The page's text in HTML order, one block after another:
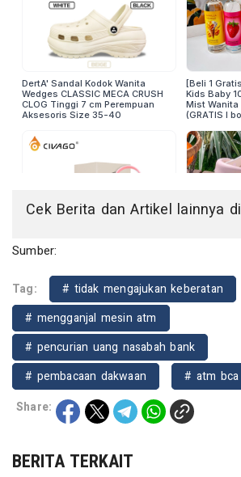
Cek Berita dan Artikel lainnya di
Sumber:
Tag:
# tidak mengajukan keberatan
# mengganjal mesin atm
# pencurian uang nasabah bank
# pembacaan dakwaan
# atm bca
Share:
BERITA TERKAIT